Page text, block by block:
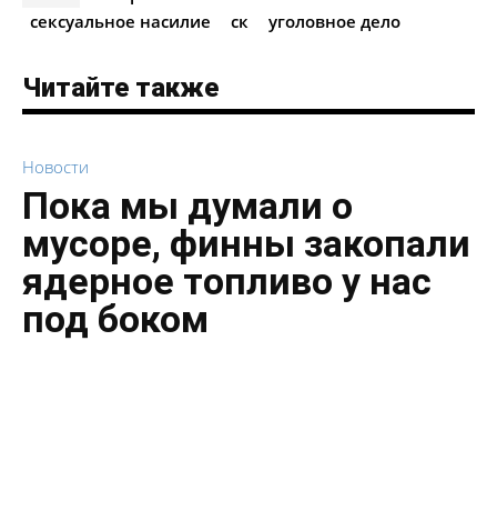
сексуальное насилие
ск уголовное дело
Читайте также
Новости
Пока мы думали о
мусоре, финны закопали
ядерное топливо у нас
под боком